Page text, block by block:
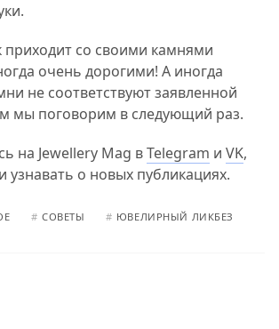
приходит со своими камнями
очень дорогими! А иногда
не соответствуют заявленной
мы поговорим в следующий раз.
на Jewellery Mag вTelegram и VK,
о новых публикациях.
# СОВЕТЫ # ЮВЕЛИРНЫЙ ЛИКБЕЗ